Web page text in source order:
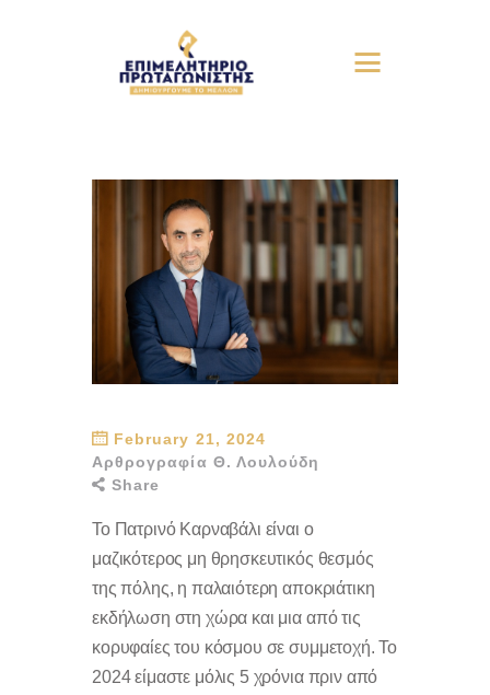
February 21, 2024
Αρθρογραφία Θ. Λουλούδη
Share
Το Πατρινό Καρναβάλι είναι ο
μαζικότερος μη θρησκευτικός θεσμός
της πόλης, η παλαιότερη αποκριάτικη
εκδήλωση στη χώρα και μια από τις
κορυφαίες του κόσμου σε συμμετοχή. To
2024 είμαστε μόλις 5 χρόνια πριν από